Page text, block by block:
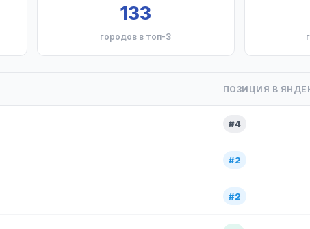
133
городов в топ-3
ПОЗИЦИЯ В
#4
#2
#2